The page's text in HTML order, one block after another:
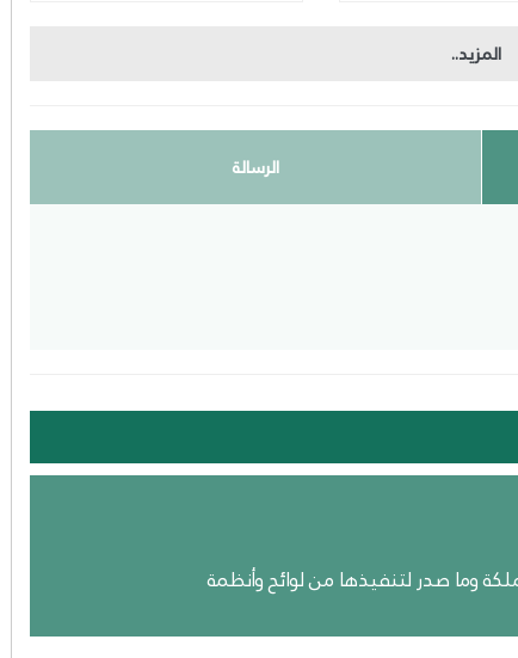
المزيد..
الرسالة
وما صدر لتنفيذها من لوائح وأنظمة